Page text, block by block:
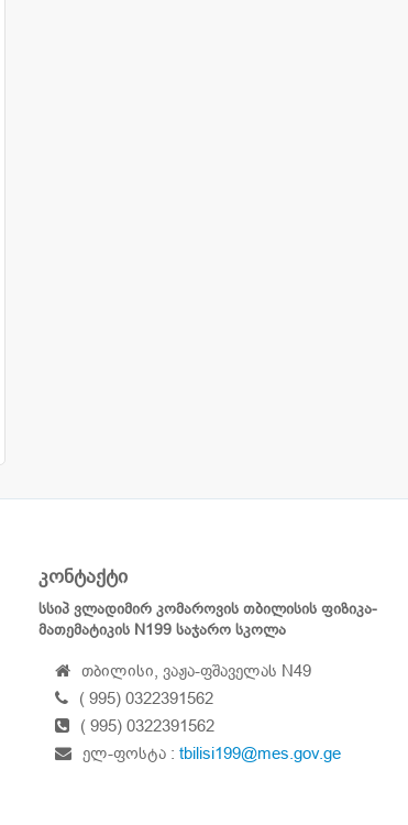
კონტაქტი
სსიპ ვლადიმირ კომაროვის თბილისის ფიზიკა-
მათემატიკის N199 საჯარო სკოლა
თბილისი, ვაჟა-ფშაველას N49
( 995) 0322391562
( 995) 0322391562
ელ-ფოსტა : tbilisi199@mes.gov.ge